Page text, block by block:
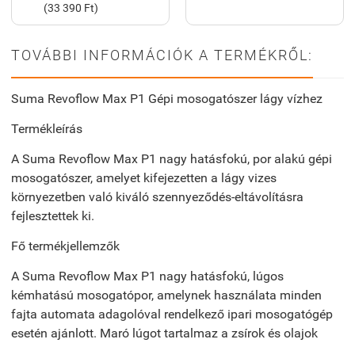
(33 390 Ft)
TOVÁBBI INFORMÁCIÓK A TERMÉKRŐL:
Suma Revoflow Max P1 Gépi mosogatószer lágy vízhez
Termékleírás
A Suma Revoflow Max P1 nagy hatásfokú, por alakú gépi
mosogatószer, amelyet kifejezetten a lágy vizes
környezetben való kiváló szennyeződés-eltávolításra
fejlesztettek ki.
Fő termékjellemzők
A Suma Revoflow Max P1 nagy hatásfokú, lúgos
kémhatású mosogatópor, amelynek használata minden
fajta automata adagolóval rendelkező ipari mosogatógép
esetén ajánlott. Maró lúgot tartalmaz a zsírok és olajok